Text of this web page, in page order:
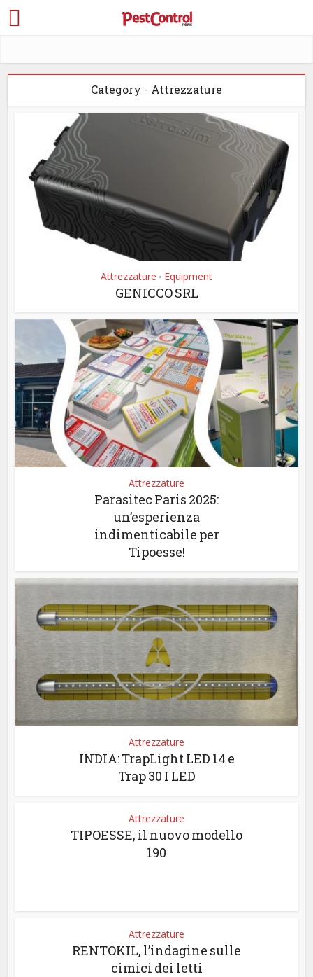
Category - Attrezzature
Attrezzature • Equipment
GENICCO SRL
Attrezzature
Parasitec Paris 2025:
un’esperienza
indimenticabile per
Tipoesse!
Attrezzature
INDIA: TrapLight LED 14 e
Trap 30 I LED
Attrezzature
TIPOESSE, il nuovo modello
190
Attrezzature
RENTOKIL, l’indagine sulle
cimici dei letti